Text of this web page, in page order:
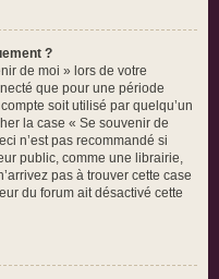
?
de moi » lors de votre
que pour une période
soit utilisé par quelqu’un
la case « Se souvenir de
n’est pas recommandé si
public, comme une librairie,
pas à trouver cette case
du forum ait désactivé cette